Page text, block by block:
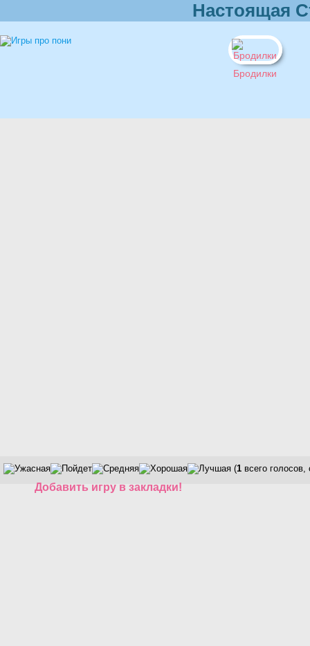
Настоящая
Бродилки
(1 всего
Добавить игру в закладки!